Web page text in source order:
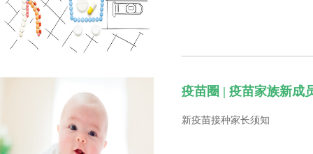
疫苗圈 | 疫苗家族新成
新疫苗接种家长须知